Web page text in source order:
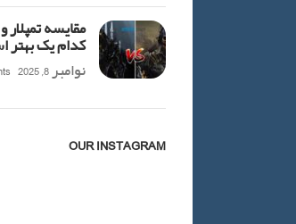
مقایسه
کدام یک بهتر
نوامبر 8, 2025
OUR INSTAGRAM